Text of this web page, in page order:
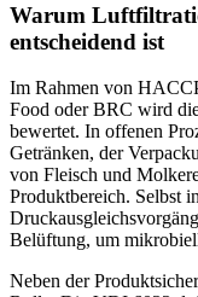
Warum
entscheidend ist
Im Rahmen von
Food oder BRC wird
bewertet. In offenen
Getränken, der
von Fleisch und
Produktbereich. Selbst
Belüftung, um
Neben der